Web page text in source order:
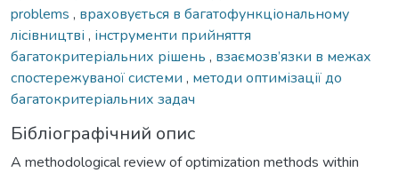
problems , враховується в багатофункціональному
лісівництві , інструменти прийняття
багатокритеріальних рішень , взаємозв’язки в межах
спостережуваної системи , методи оптимізації до
багатокритеріальних задач
Бібліографічний опис
A methodological review of optimization methods within